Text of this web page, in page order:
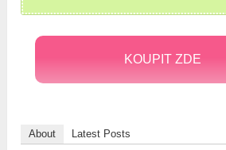
KOUPIT ZDE
About Latest Posts